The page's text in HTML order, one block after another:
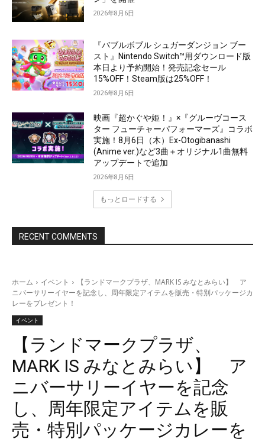
2026年8月6日
『バブルボブル シュガーダンジョン ブー
スト』Nintendo Switch™用ダウンロード版
本日より予約開始！発売記念セール
15%OFF！Steam版は25%OFF！
2026年8月6日
映画『超かぐや姫！』×『グルーヴコース
ター フューチャーパフォーマーズ』コラボ
実施！8月6日（木）Ex-Otogibanashi
(Anime ver.)など3曲＋オリジナル1曲無料
アップデートで追加
2026年8月6日
もっとロードする
RECENT COMMENTS